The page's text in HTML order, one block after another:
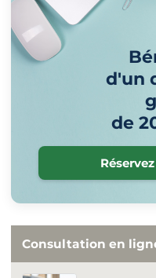
d'un
de
Consultation en